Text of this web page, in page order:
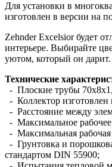
Для установки в
изготовлен в версии на
Zehnder Excelsior будет
интерьере. Выбирайте
уютом, который он дарит.
Технические
- Плоские трубы
- Коллектор
- Расстояние между
- Максимальное
- Максимальная рабочая
- Грунтовка и
стандартом DIN 55900;